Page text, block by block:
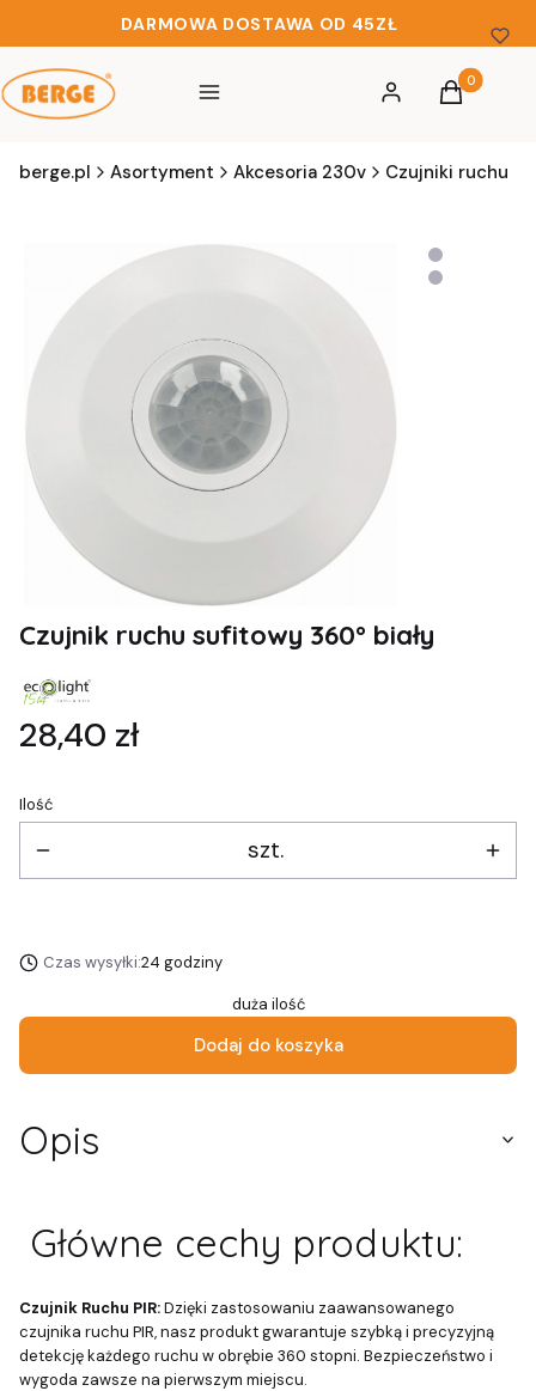
DARMOWA DOSTAWA OD 45ZŁ
Menu Zaloguj sięProdukty
Koszyk
berge.pl Asortyment Akcesoria 230v Czujniki ruchu
Czujnik ruchu sufitowy 360° biały
Cena
28,40 zł
Ilość
szt.
Czas wysyłki:24 godziny
duża ilość
Dodaj do koszyka
Opis
Główne cechy produktu:
Czujnik Ruchu PIR:Dzięki zastosowaniu zaawansowanego
czujnika ruchu PIR, nasz produkt gwarantuje szybką i precyzyjną
detekcję każdego ruchu w obrębie 360 stopni. Bezpieczeństwo i
wygoda zawsze na pierwszym miejscu.